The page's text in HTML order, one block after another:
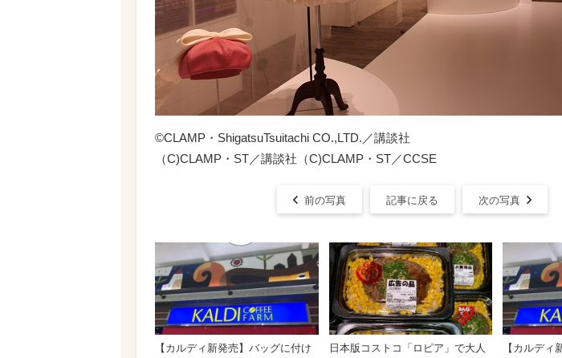
©CLAMP・ShigatsuTsuitachi CO.,LTD.／講談社
（C)CLAMP・ST／講談社（C)CLAMP・ST／CCSE
前の写真 記事に戻る 次の写真